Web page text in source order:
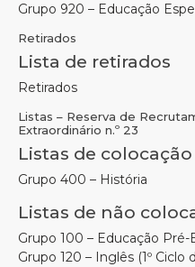
Grupo 920 – Educação
Retirados
Lista de retirados
Retirados
Listas – Reserva de
Extraordinário n.º 23
Listas de colocação
Grupo 400 – História
Listas de não
Grupo 100 – Educação Pré-
Grupo 120 – Inglês (1º Ciclo